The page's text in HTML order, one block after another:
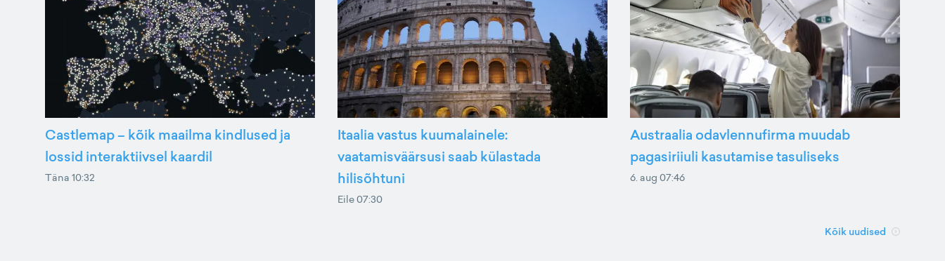
Castlemap – kõik maailma kindlused ja
lossid interaktiivsel kaardil
Täna 10:32
Itaalia vastus kuumalainele:
vaatamisväärsusi saab külastada
hilisõhtuni
Eile 07:30
Austraalia odavlennufirma muudab
pagasiriiuli kasutamise tasuliseks
6. aug 07:46
Kõik uudised